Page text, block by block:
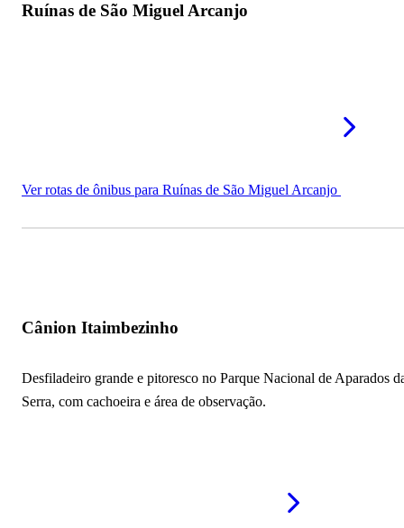
Ruínas de São Miguel Arcanjo
Ver rotas de ônibus para Ruínas de São Miguel Arcanjo
Cânion Itaimbezinho
Desfiladeiro grande e pitoresco no Parque Nacional de Aparados
Serra, com cachoeira e área de observação.